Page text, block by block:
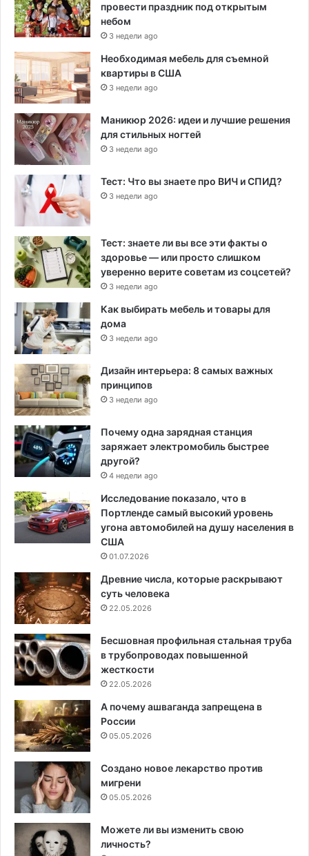
провести праздник под открытым
небом
3 недели ago
Необходимая мебель для съемной
квартиры в США
3 недели ago
Маникюр 2026: идеи и лучшие решения
для стильных ногтей
3 недели ago
Тест: Что вы знаете про ВИЧ и СПИД?
3 недели ago
Тест: знаете ли вы все эти факты о
здоровье — или просто слишком
уверенно верите советам из соцсетей?
3 недели ago
Как выбирать мебель и товары для
дома
3 недели ago
Дизайн интерьера: 8 самых важных
принципов
3 недели ago
Почему одна зарядная станция
заряжает электромобиль быстрее
другой?
4 недели ago
Исследование показало, что в
Портленде самый высокий уровень
угона автомобилей на душу населения в
США
01.07.2026
Древние числа, которые раскрывают
суть человека
22.05.2026
Бесшовная профильная стальная труба
в трубопроводах повышенной
жесткости
22.05.2026
А почему ашваганда запрещена в
России
05.05.2026
Создано новое лекарство против
мигрени
05.05.2026
Можете ли вы изменить свою
личность?